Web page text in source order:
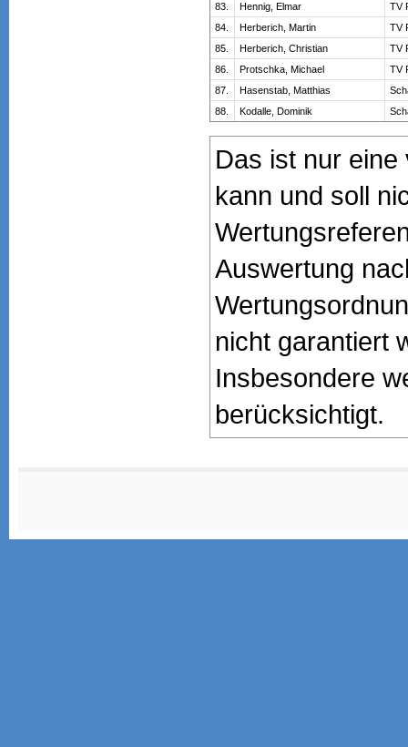
83.
Hennig, Elmar
TV
84.
Herberich, Martin
TV
85.
Herberich, Christian
TV
86.
Protschka, Michael
TV
87.
Hasenstab, Matthias
88.
Kodalle, Dominik
Das ist nur
kann und soll
Auswertung
nicht garantiert
Insbesondere
berücksichtigt.